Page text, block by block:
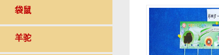
袋鼠
羊驼